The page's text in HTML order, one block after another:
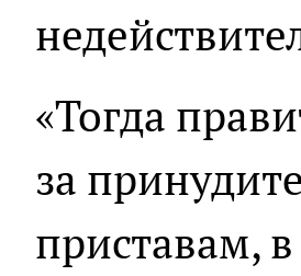
«Тогда
за
приставам, в